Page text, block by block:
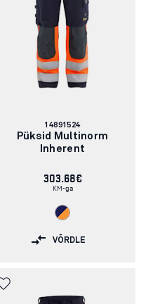
Artikli
number:
14891524
Püksid Multinorm
Inherent
303.68€
KM-ga
VÕRDLE